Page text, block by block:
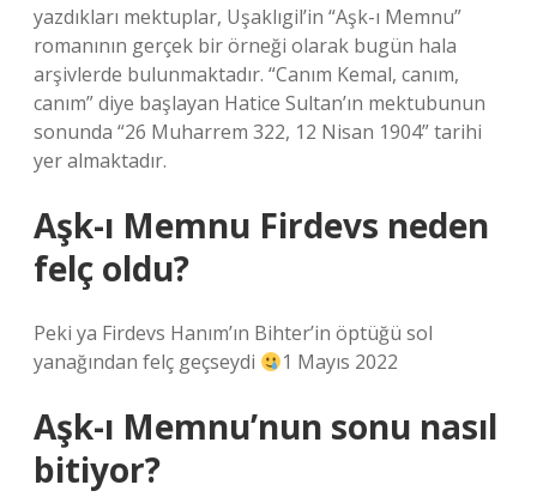
yazdıkları mektuplar, Uşaklıgil’in “Aşk-ı Memnu”
romanının gerçek bir örneği olarak bugün hala
arşivlerde bulunmaktadır. “Canım Kemal, canım,
canım” diye başlayan Hatice Sultan’ın mektubunun
sonunda “26 Muharrem 322, 12 Nisan 1904” tarihi
yer almaktadır.
Aşk-ı Memnu Firdevs neden
felç oldu?
Peki ya Firdevs Hanım’ın Bihter’in öptüğü sol
yanağından felç geçseydi
1 Mayıs 2022
Aşk-ı Memnu’nun sonu nasıl
bitiyor?